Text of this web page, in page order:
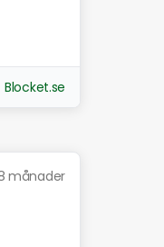
Blocket.se
månader